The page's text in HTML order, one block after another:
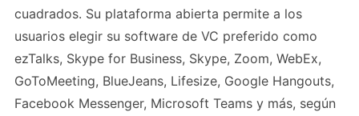
cuadrados. Su plataforma abierta permite a los
usuarios elegir su software de VC preferido como
ezTalks, Skype for Business, Skype, Zoom, WebEx,
GoToMeeting, BlueJeans, Lifesize, Google Hangouts,
Facebook Messenger, Microsoft Teams y más, según